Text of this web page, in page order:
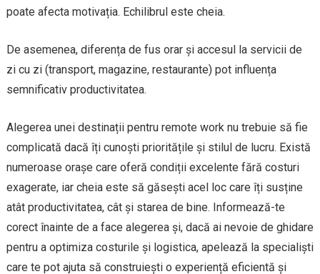
poate afecta motivația. Echilibrul este cheia.
De asemenea, diferența de fus orar și accesul la servicii de
zi cu zi (transport, magazine, restaurante) pot influența
semnificativ productivitatea.
Alegerea unei destinații pentru remote work nu trebuie să fie
complicată dacă îți cunoști prioritățile și stilul de lucru. Există
numeroase orașe care oferă condiții excelente fără costuri
exagerate, iar cheia este să găsești acel loc care îți susține
atât productivitatea, cât și starea de bine. Informează-te
corect înainte de a face alegerea și, dacă ai nevoie de ghidare
pentru a optimiza costurile și logistica, apelează la specialiști
care te pot ajuta să construiești o experiență eficientă și